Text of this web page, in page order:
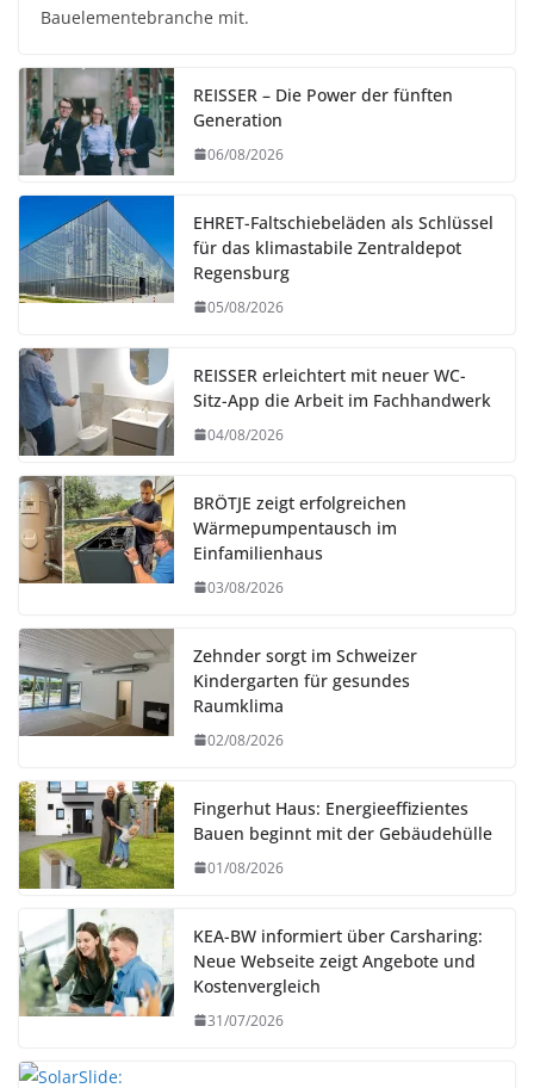
Bauelementebranche mit.
REISSER – Die Power der fünften
Generation
06/08/2026
EHRET-Faltschiebeläden als Schlüssel
für das klimastabile Zentraldepot
Regensburg
05/08/2026
REISSER erleichtert mit neuer WC-
Sitz-App die Arbeit im Fachhandwerk
04/08/2026
BRÖTJE zeigt erfolgreichen
Wärmepumpentausch im
Einfamilienhaus
03/08/2026
Zehnder sorgt im Schweizer
Kindergarten für gesundes
Raumklima
02/08/2026
Fingerhut Haus: Energieeffizientes
Bauen beginnt mit der Gebäudehülle
01/08/2026
KEA-BW informiert über Carsharing:
Neue Webseite zeigt Angebote und
Kostenvergleich
31/07/2026